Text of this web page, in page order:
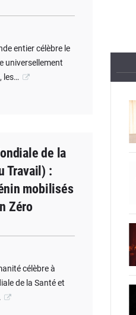
entier célèbre le
universellement
les…
de la
Travail) :
mobilisés
Zéro
célèbre à
de la Santé et